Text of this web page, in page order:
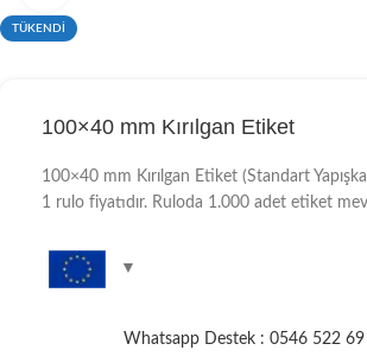
TÜKENDİ
100×40 mm Kırılgan Etiket
100×40 mm Kırılgan Etiket (Standart
1 rulo fiyatıdır. Ruloda 1.000 adet etiket
Whatsapp Destek : 0546 522